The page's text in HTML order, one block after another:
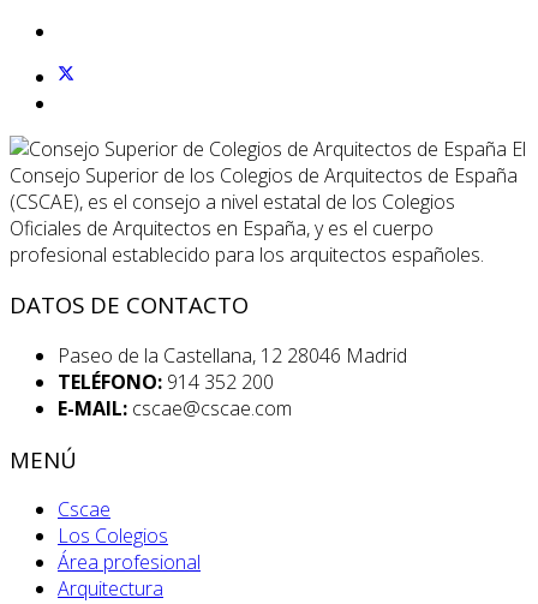
El
Consejo Superior de los Colegios de Arquitectos de España
(CSCAE), es el consejo a nivel estatal de los Colegios
Oficiales de Arquitectos en España, y es el cuerpo
profesional establecido para los arquitectos españoles.
DATOS DE CONTACTO
Paseo de la Castellana, 12 28046 Madrid
TELÉFONO: 914 352 200
E-MAIL: cscae@cscae.com
MENÚ
Cscae
Los Colegios
Área profesional
Arquitectura